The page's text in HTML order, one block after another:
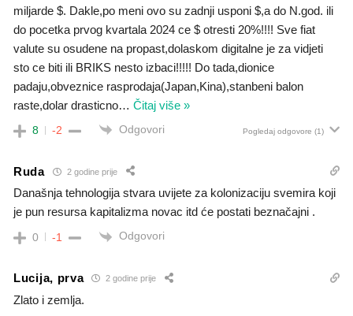
miljarde $. Dakle,po meni ovo su zadnji usponi $,a do N.god. ili
do pocetka prvog kvartala 2024 ce $ otresti 20%!!!! Sve fiat
valute su osudene na propast,dolaskom digitalne je za vidjeti
sto ce biti ili BRIKS nesto izbaci!!!!! Do tada,dionice
padaju,obveznice rasprodaja(Japan,Kina),stanbeni balon
raste,dolar drasticno… Čitaj više »
8 -2 Odgovori Pogledaj odgovore (1)
Ruda 2 godine prije
Današnja tehnologija stvara uvijete za kolonizaciju svemira koji
je pun resursa kapitalizma novac itd će postati beznačajni .
0 -1 Odgovori
Lucija, prva 2 godine prije
Zlato i zemlja.